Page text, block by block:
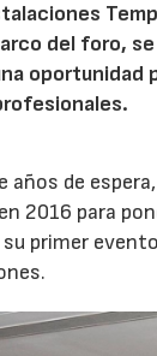
del foro,
años de
2016 para
su primer